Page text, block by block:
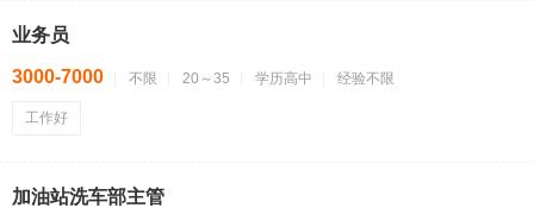
业务员
3000-7000 不限 20～35 学历高中 经验不限
工作好
加油站洗车部主管